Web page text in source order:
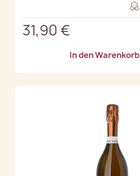
31,90 €
In den Warenkorb